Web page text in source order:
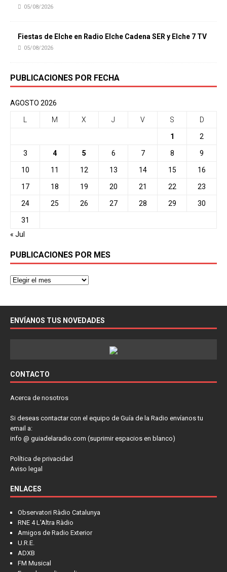
05/08/2026
Fiestas de Elche en Radio Elche Cadena SER y Elche 7 TV
05/08/2026
PUBLICACIONES POR FECHA
AGOSTO 2026
M X J V S D
1 2
3 4 5 6 7 8 9
10 11 12 13 14 15 16
17 18 19 20 21 22 23
24 25 26 27 28 29 30
31
« Jul
PUBLICACIONES POR MES
ENVÍANOS TUS NOVEDADES
CONTACTO
Acerca de nosotros
Si deseas contactar con el equipo de Guía de la Radio envíanos tu
email a:
info @ guiadelaradio.com (suprimir espacios en blanco)
Política de privacidad
Aviso legal
ENLACES
Observatori Ràdio Catalunya
RNE 4 L'Altra Ràdio
Amigos de Radio Exterior
U.R.E.
ADXB
FM Musical